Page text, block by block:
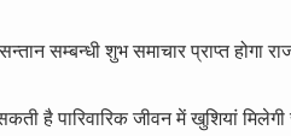
सम्बन्धी शुभ समाचार प्राप्त होगा
है पारिवारिक जीवन में खुशियां मिलेगी